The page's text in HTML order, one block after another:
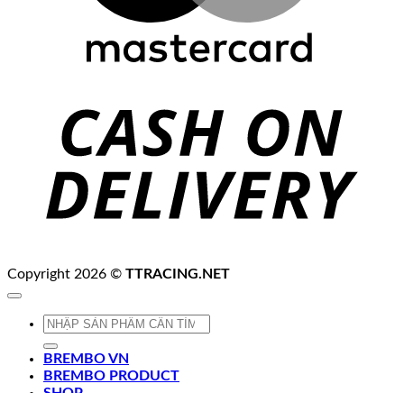
Copyright 2026 © TTRACING.NET
Tìm
BREMBO VN
BREMBO PRODUCT